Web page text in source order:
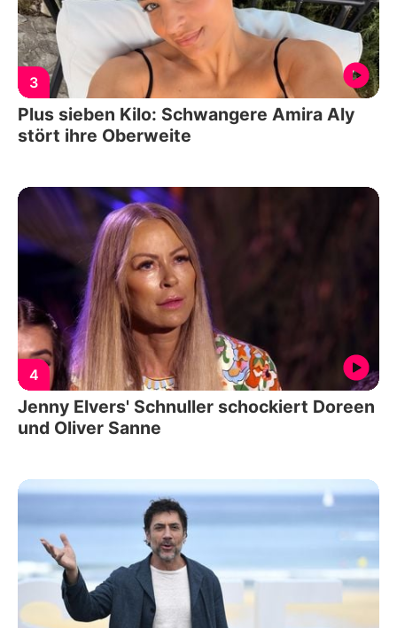
3
Plus sieben Kilo: Schwangere Amira Aly
stört ihre Oberweite
4
Jenny Elvers' Schnuller schockiert Doreen
und Oliver Sanne